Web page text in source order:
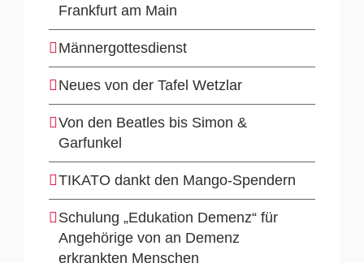
Frankfurt am Main
Männergottesdienst
Neues von der Tafel Wetzlar
Von den Beatles bis Simon &
Garfunkel
TIKATO dankt den Mango-Spendern
Schulung „Edukation Demenz“ für
Angehörige von an Demenz
erkrankten Menschen